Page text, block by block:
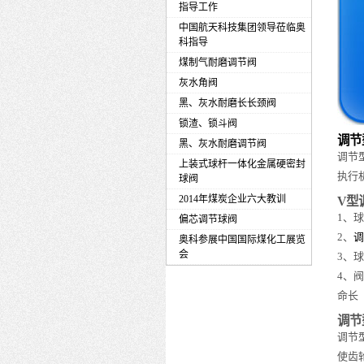
调节
调节
执行
V型
1、
2、
3、
4、
命长
调节
调节
使齿
指导工作
中国航天科技集团领导莅临奥
科指导
煤制气耐磨调节阀
灰水角阀
黑、灰水耐磨长长颈阀
锁渣、锁斗阀
黑、灰水耐磨调节阀
上装式球杆一体化金属硬密封
球阀
2014年煤炭企业六大教训
偏芯调节球阀
奥科参展中国国际煤化工展览
会